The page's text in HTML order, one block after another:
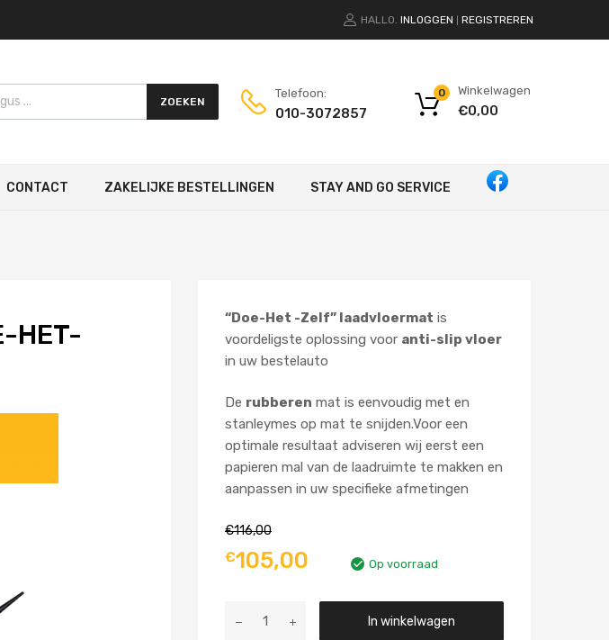
HALLO. INLOGGEN REGISTREREN
ZOEKEN
Telefoon:
010-3072857
Winkelwagen
€0,00
0
CONTACT ZAKELIJKE BESTELLINGEN STAY AND GO SERVICE
HET-
“Doe-Het -Zelf” laadvloermat is
voordeligste oplossing voor anti-slip vloer
in uw bestelauto
De rubberen mat is eenvoudig met en
stanleymes op mat te snijden.Voor een
optimale resultaat adviseren wij eerst een
papieren mal van de laadruimte te makken en
aanpassen in uw specifieke afmetingen
€116,00
€105,00 Op voorraad
In winkelwagen